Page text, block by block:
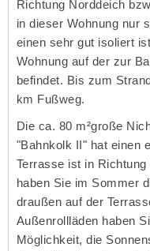
Richtung Norddeich
in dieser Wohnung nur
einen sehr gut isoliert
Wohnung auf der zur
befindet. Bis zum
km Fußweg.
Die ca. 80 m²große
"Bahnkolk II" hat einen
Terrasse ist in
haben Sie im Sommer
draußen auf der
Außenrollläden haben
Möglichkeit, die